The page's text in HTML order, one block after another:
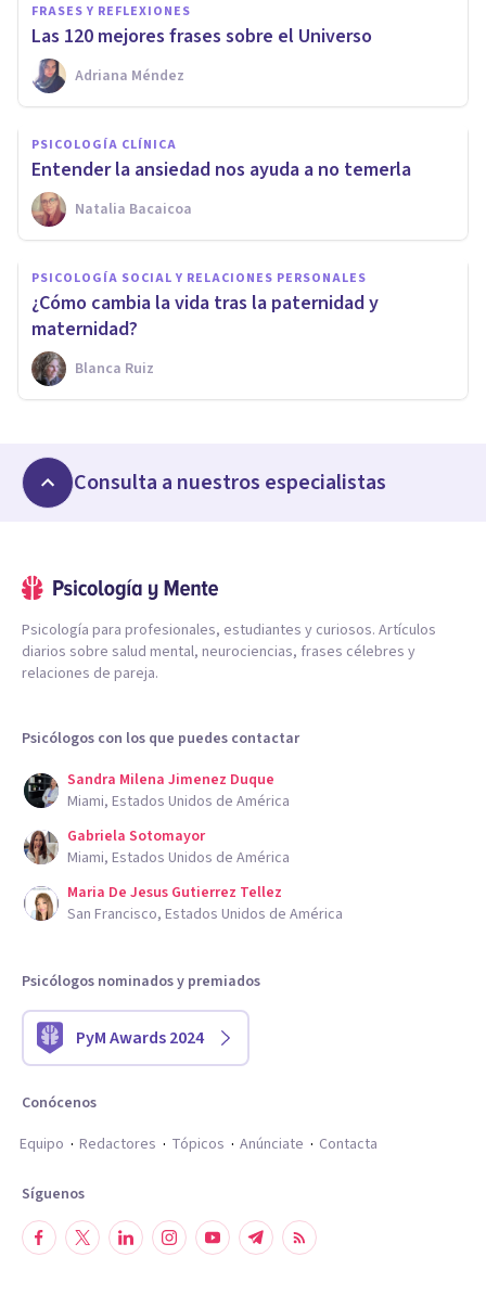
FRASES Y REFLEXIONES
Las 120 mejores frases sobre el Universo
Adriana Méndez
PSICOLOGÍA CLÍNICA
Entender la ansiedad nos ayuda a no temerla
Natalia Bacaicoa
PSICOLOGÍA SOCIAL Y RELACIONES PERSONALES
¿Cómo cambia la vida tras la paternidad y
maternidad?
Blanca Ruiz
Consulta a nuestros especialistas
Psicología para profesionales, estudiantes y curiosos. Artículos
diarios sobre salud mental, neurociencias, frases célebres y
relaciones de pareja.
Psicólogos con los que puedes contactar
Sandra Milena Jimenez Duque
Miami, Estados Unidos de América
Gabriela Sotomayor
Miami, Estados Unidos de América
Maria De Jesus Gutierrez Tellez
San Francisco, Estados Unidos de América
Psicólogos nominados y premiados
PyM Awards 2024
Conócenos
Equipo
Redactores Tópicos Anúnciate Contacta
Síguenos